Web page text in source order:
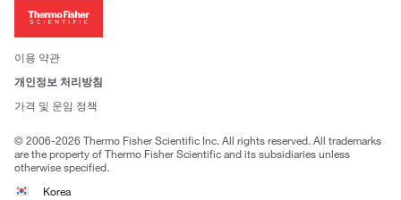
투자자
사회적 책임
브랜드
이용 약관
개인정보 처리방침
가격 및 운임 정책
© 2006-2026 Thermo Fisher Scientific Inc. All rights reserved. All trademarks
are the property of Thermo Fisher Scientific and its subsidiaries unless
otherwise specified.
Korea